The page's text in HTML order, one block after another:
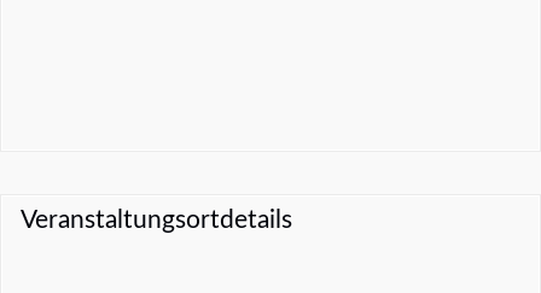
Veranstaltungsortdetails